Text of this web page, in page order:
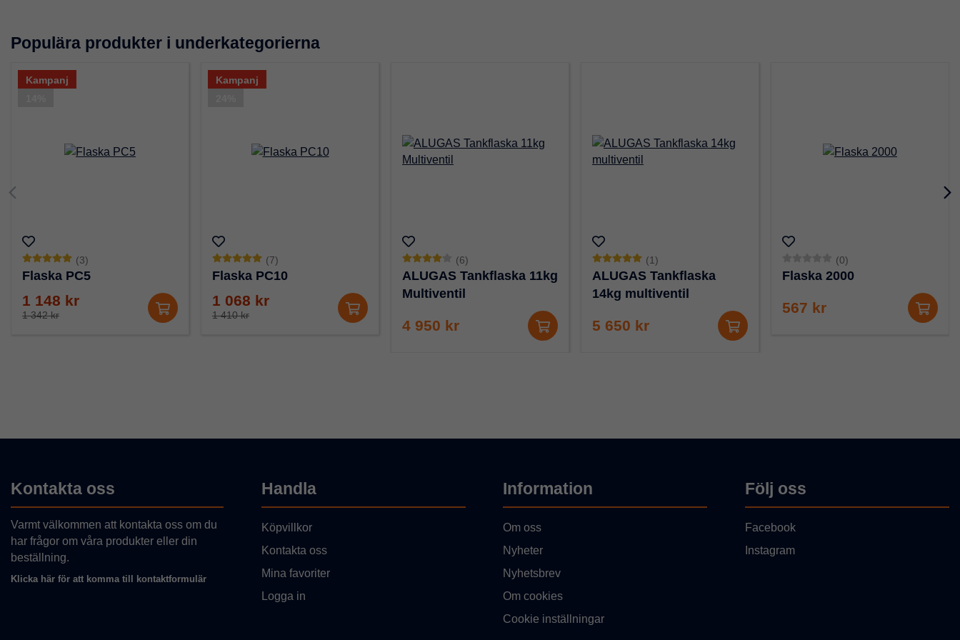
Populära produkter i underkategorierna
Kampanj
(3)
Flaska PC5
1 148 kr
1 342 kr
Kampanj
(7)
Flaska PC10
1 068 kr
1 410 kr
(6)
ALUGAS Tankflaska 11kg
Multiventil
4 950 kr
(1)
ALUGAS Tankflaska
14kg multiventil
5 650 kr
(0)
Flaska 2000
567 kr
Kontakta oss
Varmt välkommen att kontakta oss om du
har frågor om våra produkter eller din
beställning.
Klicka här för att komma till kontaktformulär
Handla
Köpvillkor
Kontakta oss
Mina favoriter
Logga in
Information
Om oss
Nyheter
Nyhetsbrev
Om cookies
Cookie inställningar
Följ oss
Facebook
Instagram